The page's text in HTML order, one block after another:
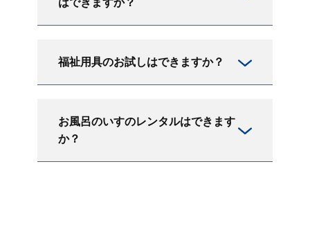
福祉用具のお試しはできますか？
お風呂のいすのレンタルはできます
か？